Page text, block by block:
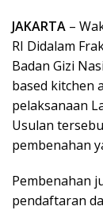
JAKARTA –
RI Didalam
Badan Gizi
based kitchen
pelaksanaan
Usulan
pembenahan
Pembenahan
pendaftaran